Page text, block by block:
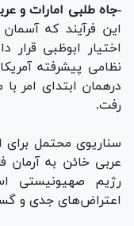
-جاه طلبی امارات و
این فرآیند که
اختیار ابوظبی
نظامی پیشرفته
درهمان ابتدای امر
رفت.
سناریوی محتمل برای
عربی خائن به آرمان
رژیم صهیونیستی
اعتراض‌های جدی و